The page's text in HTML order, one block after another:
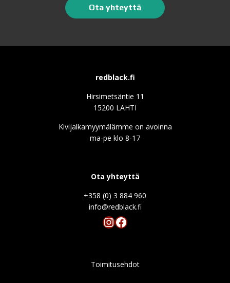
Ota yhteyttä
redblack.fi
Hirsimetsäntie 11
15200 LAHTI
Kivijalkamyymälämme on avoinna
ma-pe klo 8-17
Ota yhteyttä
+358 (0) 3 884 960
info@redblack.f
Instagram
Facebook
Toimitusehdot